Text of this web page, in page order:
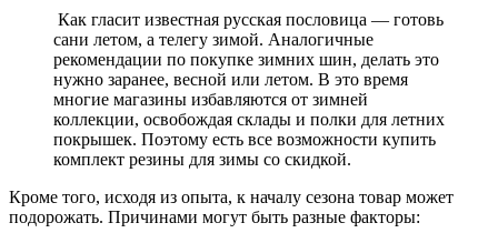
Как гласит известная русская пословица — готовь
сани летом, а телегу зимой. Аналогичные
рекомендации по покупке зимних шин, делать это
нужно заранее, весной или летом. В это время
многие магазины избавляются от зимней
коллекции, освобождая склады и полки для летних
покрышек. Поэтому есть все возможности купить
комплект резины для зимы со скидкой.
Кроме того, исходя из опыта, к началу сезона товар может
подорожать. Причинами могут быть разные факторы: